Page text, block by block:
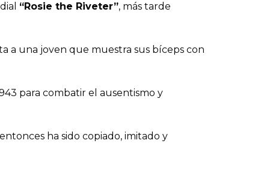
“Rosie the Riveter”, más tarde
a una joven que muestra sus bíceps con
para combatir el ausentismo y
ha sido copiado, imitado y